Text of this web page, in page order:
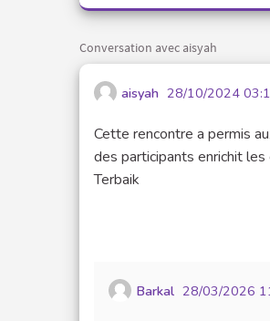
Conversation avec aisyah
aisyah 28/10/2024
Cette rencontre a permis
des participants enrichit
Terbaik
Barkal 28/03/2026